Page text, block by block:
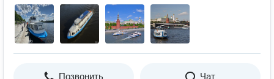
Позвонить Чат